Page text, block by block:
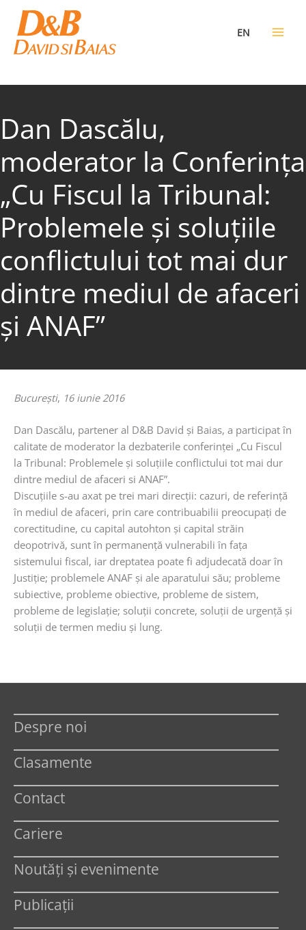
content
EN
Dan Dascălu,
moderator la Conferinţa
„Cu Fiscul la Tribunal:
Problemele şi soluţiile
conflictului tot mai dur
dintre mediul de afaceri
şi ANAF”
Bucureşti, 16 iunie 2016
Dan Dascălu, partener al D&B David şi Baias, a participat în
calitate de moderator la dezbaterile conferinţei „Cu Fiscul
la Tribunal: Problemele şi soluţiile conflictului tot mai dur
dintre mediul de afaceri si ANAF”.
Discuţiile s-au axat pe trei mari direcţii: cazuri, de referinţă
în mediul de afaceri, prin care contribuabilii preocupaţi de
corectitudine, cu capital autohton şi capital străin
deopotrivă, sunt în permanenţă vulnerabili în faţa
sistemului fiscal, iar dreptatea poate fi adjudecată doar în
Justiţie; problemele ANAF şi ale aparatului său; probleme
subiective, probleme obiective, probleme de sistem,
probleme de legislaţie; soluţii concrete, soluţii de urgenţă şi
soluţii de termen mediu şi lung.
Despre noi
Clasamente
Contact
Cariere
Noutăți și evenimente
Publicații